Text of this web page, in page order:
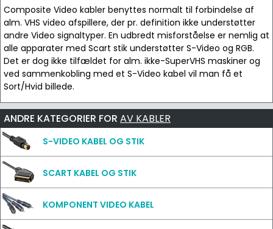
Composite Video kabler benyttes normalt til forbindelse af
alm. VHS video afspillere, der pr. definition ikke understøtter
andre Video signaltyper. En udbredt misforståelse er nemlig at
alle apparater med Scart stik understøtter S-Video og RGB.
Det er dog ikke tilfældet for alm. ikke-SuperVHS maskiner og
ved sammenkobling med et S-Video kabel vil man få et
Sort/Hvid billede.
ANDRE KATEGORIER FOR AV KABLER
S-VIDEO KABEL OG STIK
SCART KABEL OG STIK
KOMPONENT VIDEO KABEL